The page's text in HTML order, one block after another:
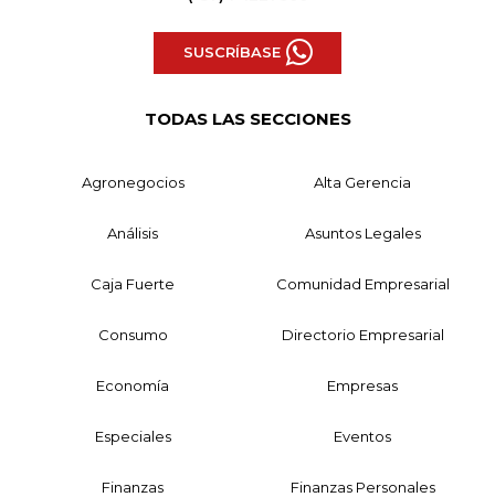
SUSCRÍBASE
TODAS LAS SECCIONES
Agronegocios Alta Gerencia
Análisis Asuntos Legales
Caja Fuerte Comunidad Empresarial
Consumo Directorio Empresarial
Economía Empresas
Especiales Eventos
Finanzas Finanzas Personales